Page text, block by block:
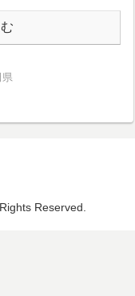
県
Reserved.